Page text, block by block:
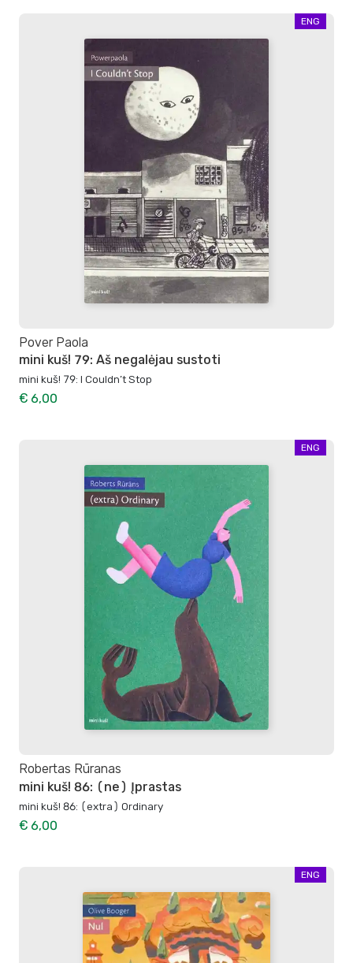
ENG
Pover Paola
mini kuš! 79: Aš negalėjau sustoti
mini kuš! 79: I Couldn’t Stop
€ 6,00
ENG
Robertas Rūranas
mini kuš! 86: (ne) Įprastas
mini kuš! 86: (extra) Ordinary
€ 6,00
ENG